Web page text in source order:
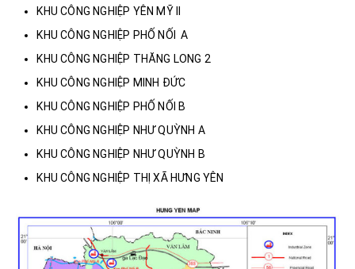
KHU CÔNG NGHIỆP YÊN MỸ II
KHU CÔNG NGHIỆP PHỐ NỐI A
KHU CÔNG NGHIỆP THĂNG LONG 2
KHU CÔNG NGHIỆP MINH ĐỨC
KHU CÔNG NGHIỆP PHỐ NỐI B
KHU CÔNG NGHIỆP NHƯ QUỲNH A
KHU CÔNG NGHIỆP NHƯ QUỲNH B
KHU CÔNG NGHIỆP THỊ XÃ HƯNG YÊN